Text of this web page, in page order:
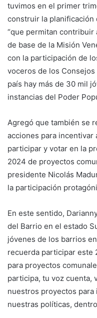
tuvimos en el primer
construir la planificación
“que permitan contribuir
de base de la Misión
con la participación de
voceros de los Consejos
país hay más de 30 mil
instancias del Poder
Agregó que también se
acciones para incentivar
participar y votar en la
2024 de proyectos
presidente Nicolás
la participación
En este sentido,
del Barrio en el estado
jóvenes de los barrios
recuerda participar este
para proyectos
participa, tu voz cuenta,
nuestros proyectos
nuestras políticas,